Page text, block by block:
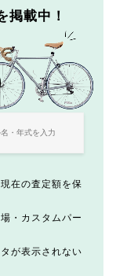
掲載中！
在の査定額を保
・カスタムパー
が表示されない